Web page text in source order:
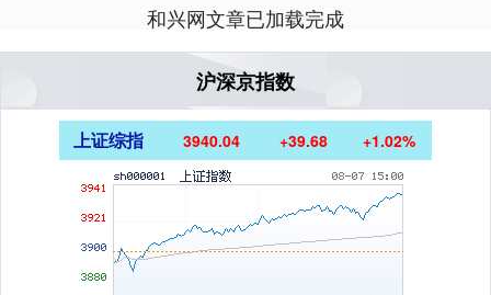
和兴网文章已加载完成
沪深京指数
上证综指 3940.04 +39.68 +1.02%